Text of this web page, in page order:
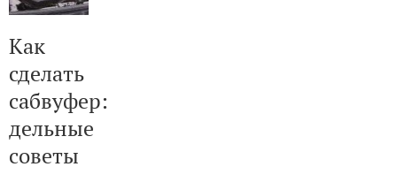
Как
сделать
сабвуфер:
дельные
советы